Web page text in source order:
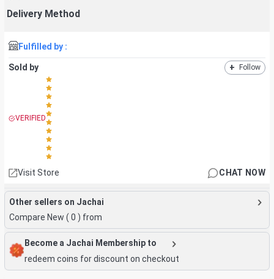
Delivery Method
Fulfilled by :
Sold by + Follow
VERIFIED
Visit Store CHAT NOW
Other sellers on Jachai
Compare New ( 0 ) from
Become a Jachai Membership to
redeem coins for discount on checkout